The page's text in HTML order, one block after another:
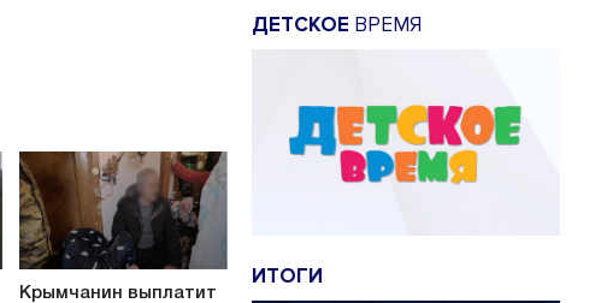
Крымчанин выплатит
ДЕТСКОЕ ВРЕМЯ
ИТОГИ